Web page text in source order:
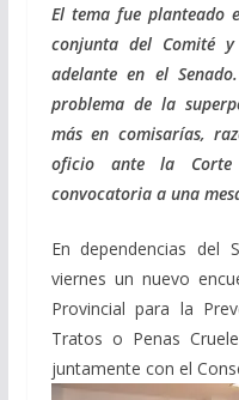
El tema fue planteado
conjunta del Comité
adelante en el
problema de la
más en comisarías,
oficio ante la
convocatoria a una
En dependencias del
viernes un nuevo
Provincial para la
Tratos o Penas
juntamente con el